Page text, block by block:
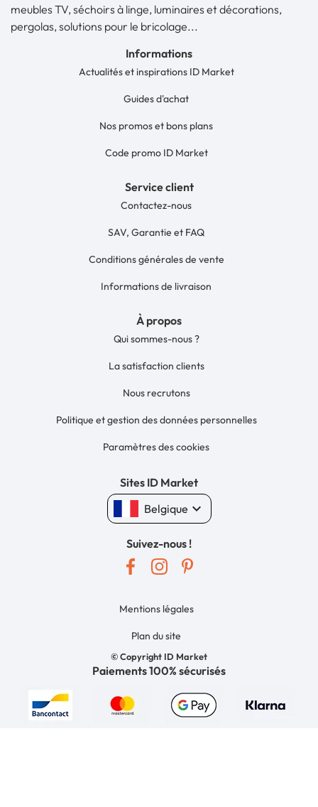
meubles TV, séchoirs à linge, luminaires et décorations,
pergolas, solutions pour le bricolage...
Informations
Actualités et inspirations ID Market
Guides d'achat
Nos promos et bons plans
Code promo ID Market
Service client
Contactez-nous
SAV, Garantie et FAQ
Conditions générales de vente
Informations de livraison
À propos
Qui sommes-nous ?
La satisfaction clients
Nous recrutons
Politique et gestion des données personnelles
Paramètres des cookies
Sites ID Market
Belgique keyboard_arrow_down
Suivez-nous !
© Copyright ID Market
Mentions légales
Plan du site
Paiements 100% sécurisés